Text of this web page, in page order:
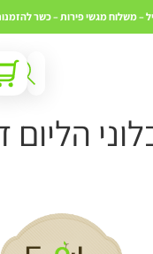
– משלוח מגשי פירות – כשרלהזמנות – 058-
הליום